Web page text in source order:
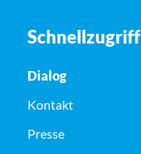
Schnellzugriff
Dialog
Kontakt
Presse